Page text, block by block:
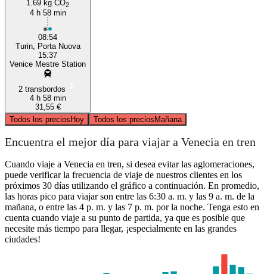
1.69 kg CO2
4 h 58 min
08:54
Turin, Porta Nuova
15:37
Venice Mestre Station
2 transbordos
4 h 58 min
31,55 €
Todos los preciosHoy Todos los preciosMañana
Encuentra el mejor día para viajar a Venecia en tren
Cuando viaje a Venecia en tren, si desea evitar las aglomeraciones,
puede verificar la frecuencia de viaje de nuestros clientes en los
próximos 30 días utilizando el gráfico a continuación. En promedio,
las horas pico para viajar son entre las 6:30 a. m. y las 9 a. m. de la
mañana, o entre las 4 p. m. y las 7 p. m. por la noche. Tenga esto en
cuenta cuando viaje a su punto de partida, ya que es posible que
necesite más tiempo para llegar, ¡especialmente en las grandes
ciudades!